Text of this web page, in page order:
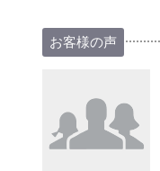
お客様の声